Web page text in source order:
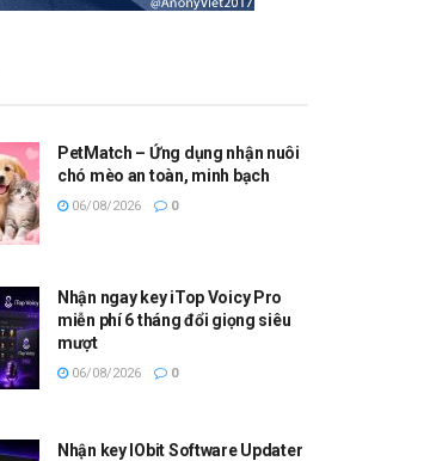
PetMatch – Ứng dụng nhận nuôi
chó mèo an toàn, minh bạch
06/08/2026 0
Nhận ngay key iTop Voicy Pro
miễn phí 6 tháng đổi giọng siêu
mượt
06/08/2026 0
Nhận key IObit Software Updater